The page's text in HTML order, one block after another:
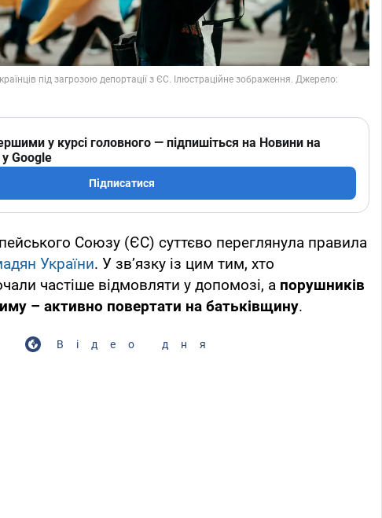
у курсі головного — підпишіться на Новини на
Google
Підписатися
Союзу (ЄС) суттєво переглянула правила
України. У звʼязку із цим тим, хто
частіше відмовляти у допомозі, а порушників
– активно повертати на батьківщину.
Відео дня